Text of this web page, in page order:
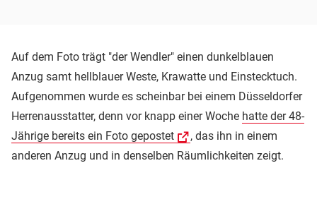
Auf dem Foto trägt "der Wendler" einen dunkelblauen
Anzug samt hellblauer Weste, Krawatte und Einstecktuch.
Aufgenommen wurde es scheinbar bei einem Düsseldorfer
Herrenausstatter, denn vor knapp einer Woche hatte der 48-
Jährige bereits ein Foto gepostet
, das ihn in einem
anderen Anzug und in denselben Räumlichkeiten zeigt.